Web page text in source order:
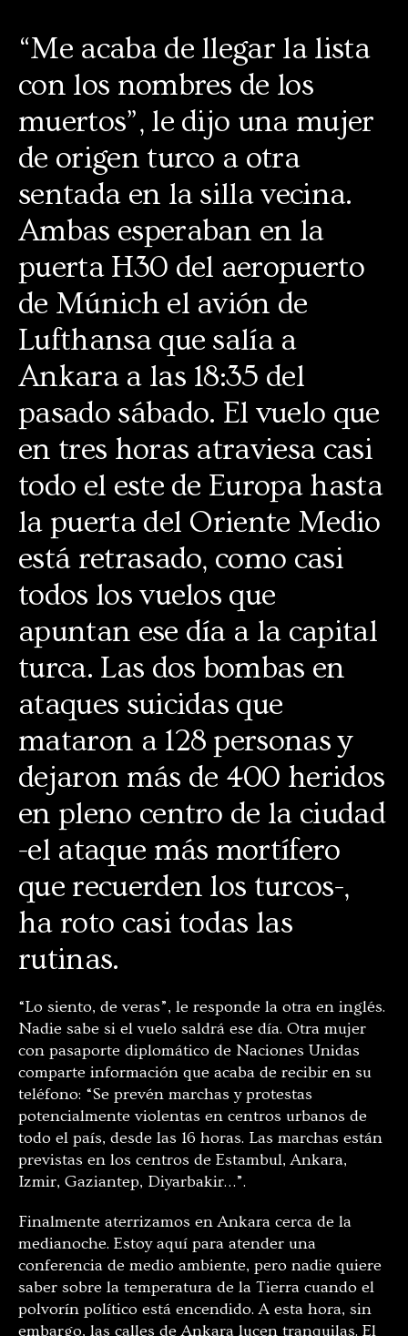
“Me acaba de llegar la lista
con los nombres de los
muertos”, le dijo una mujer
de origen turco a otra
sentada en la silla vecina.
Ambas esperaban en la
puerta H30 del aeropuerto
de Múnich el avión de
Lufthansa que salía a
Ankara a las 18:35 del
pasado sábado. El vuelo que
en tres horas atraviesa casi
todo el este de Europa hasta
la puerta del Oriente Medio
está retrasado, como casi
todos los vuelos que
apuntan ese día a la capital
turca. Las dos bombas en
ataques suicidas que
mataron a 128 personas y
dejaron más de 400 heridos
en pleno centro de la ciudad
-el ataque más mortífero
que recuerden los turcos-,
ha roto casi todas las
rutinas.
“Lo siento, de veras”, le responde la otra en inglés.
Nadie sabe si el vuelo saldrá ese día. Otra mujer
con pasaporte diplomático de Naciones Unidas
comparte información que acaba de recibir en su
teléfono: “Se prevén marchas y protestas
potencialmente violentas en centros urbanos de
todo el país, desde las 16 horas. Las marchas están
previstas en los centros de Estambul, Ankara,
Izmir, Gaziantep, Diyarbakir…”.
Finalmente aterrizamos en Ankara cerca de la
medianoche. Estoy aquí para atender una
conferencia de medio ambiente, pero nadie quiere
saber sobre la temperatura de la Tierra cuando el
polvorín político está encendido. A esta hora, sin
embargo, las calles de Ankara lucen tranquilas. El